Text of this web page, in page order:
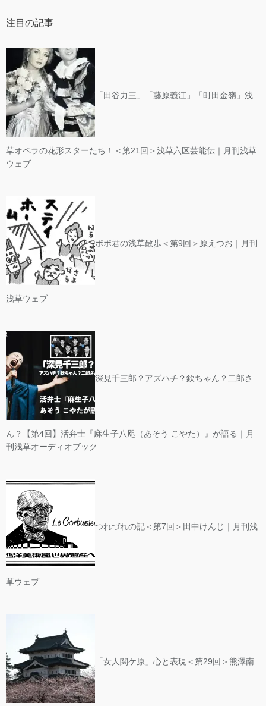
注目の記事
「田谷力三」「藤原義江」「町田金嶺」浅
草オペラの花形スターたち！＜第21回＞浅草六区芸能伝｜月刊浅草
ウェブ
ポポ君の浅草散歩＜第9回＞原えつお｜月刊
浅草ウェブ
深見千三郎？アズハチ？欽ちゃん？二郎さ
ん？【第4回】活弁士『麻生子八咫（あそう こやた）』が語る｜月
刊浅草オーディオブック
つれづれの記＜第7回＞田中けんじ｜月刊浅
草ウェブ
「女人関ケ原」心と表現＜第29回＞熊澤南